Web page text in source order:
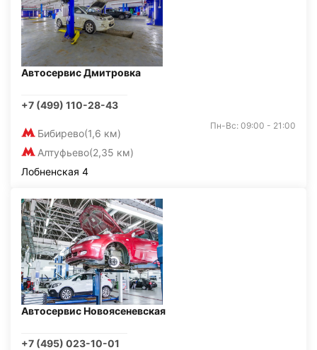
Автосервис Дмитровка
+7 (499) 110-28-43
Бибирево(1,6 км)
Алтуфьево(2,35 км)
Пн-Вс: 09:00 - 21:00
Лобненская 4
Автосервис Новоясеневская
+7 (495) 023-10-01